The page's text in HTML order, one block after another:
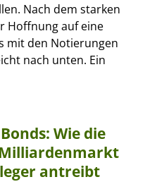
Nach dem starken
Hoffnung auf eine
mit den Notierungen
nach unten. Ein
Wie die
antreibt